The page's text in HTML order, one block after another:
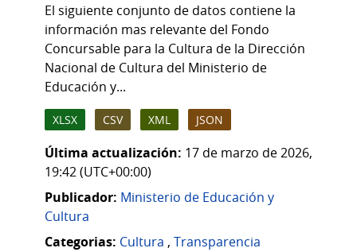
El siguiente conjunto de datos contiene la
información mas relevante del Fondo
Concursable para la Cultura de la Dirección
Nacional de Cultura del Ministerio de
Educación y...
XLSX CSV XML JSON
Última actualización: 17 de marzo de 2026,
19:42 (UTC+00:00)
Publicador: Ministerio de Educación y
Cultura
Categorias: Cultura , Transparencia